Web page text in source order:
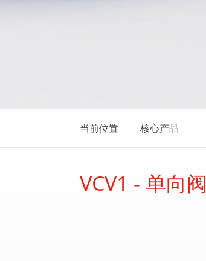
当前位置 核心产品
VCV1 - 单向阀